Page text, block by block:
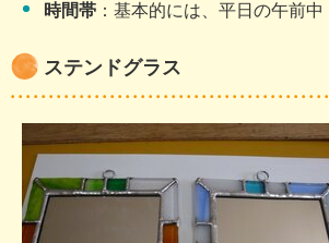
時間帯 ：基本的には、平日の午前中
ステンドグラス